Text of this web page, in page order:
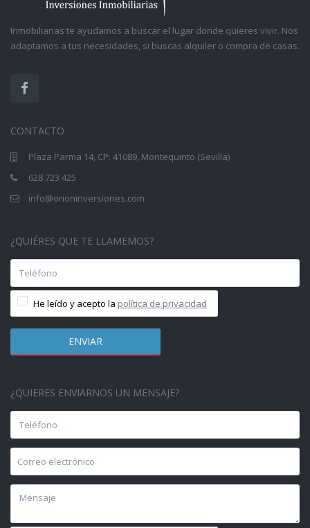
Inmobiliarias te ayudamos a buscar el lugar donde quieres vivir. Nos
adaptamos a tus necesidades, si buscas alquiler o compra de casas.
CONTACTO
Plaza Parma 14, CP: 41089, Montequinto (Sevilla)
628 723 425
info@orioninversiones.com
¿QUIÉRES QUE TE LLAMEMOS?
He leído y acepto la política de privacidad
¿QUIERES ENVIARNOS UN MENSAJE?